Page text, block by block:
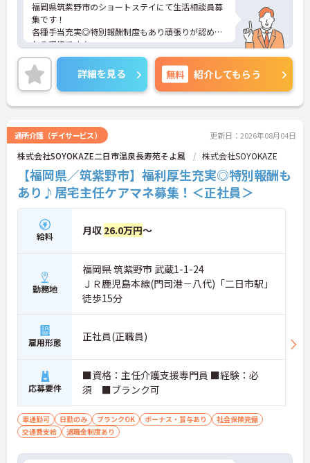
福岡県筑紫野市のショートステイにて生活相談員募
集です！
各種手当充実◎特別報酬制度もあり頑張りが認めら
れる環境です♪
ご興味のある方には、面接対策ポイントなどさらに
詳細をお話いたしますので、お気軽にご相談くださ
い。
詳細を見る 無料 紹介してもらう
通所介護（デイサービス） 更新日：2026年08月04日
株式会社SOYOKAZE二日市温泉長寿苑そよ風 株式会社SOYOKAZE
【福岡県／筑紫野市】福利厚生充実◎特別報酬も
あり♪居宅主任ケアマネ募集！＜正社員＞
給料 月収 26.0万円～
勤務地
福岡県 筑紫野市 武蔵1-1-24
ＪＲ鹿児島本線(門司港－八代)「二日市駅」
徒歩15分
雇用形態 正社員(正職員)
応募要件
■資格：主任介護支援専門員 ■経験：必
須 ■ブランク可
車通勤可 日勤のみ ブランクOK ボーナス・賞与あり
社会保険完備
交通費支給
退職金制度あり